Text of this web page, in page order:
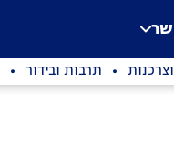
תרבות ובידור